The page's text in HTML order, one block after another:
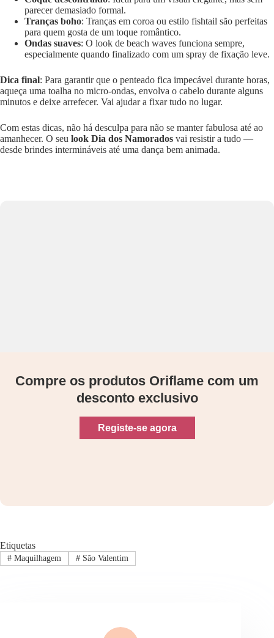
parecer demasiado formal.
Tranças boho: Tranças em coroa ou estilo fishtail são perfeitas
para quem gosta de um toque romântico.
Ondas suaves: O look de beach waves funciona sempre,
especialmente quando finalizado com um spray de fixação leve.
Dica final: Para garantir que o penteado fica impecável durante horas,
aqueça uma toalha no micro-ondas, envolva o cabelo durante alguns
minutos e deixe arrefecer. Vai ajudar a fixar tudo no lugar.
Com estas dicas, não há desculpa para não se manter fabulosa até ao
amanhecer. O seu look Dia dos Namorados vai resistir a tudo —
desde brindes intermináveis até uma dança bem animada.
Compre os produtos Oriflame com um
desconto exclusivo
Registe-se agora
Etiquetas
#Maquilhagem #São Valentim